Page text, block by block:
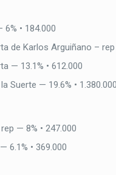
6% • 184.000
de Karlos Arguiñano – rep
— 13.1% • 612.000
Suerte — 19.6% •
— 8% • 247.000
6.1% • 369.000